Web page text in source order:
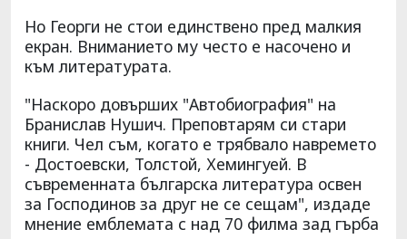
Но Георги не стои единствено пред малкия
екран. Вниманието му често е насочено и
към литературата.
"Наскоро довърших "Автобиография" на
Бранислав Нушич. Преповтарям си стари
книги. Чел съм, когато е трябвало навремето
- Достоевски, Толстой, Хемингуей. В
съвременната българска литература освен
за Господинов за друг не се сещам", издаде
мнение емблемата с над 70 филма зад гърба